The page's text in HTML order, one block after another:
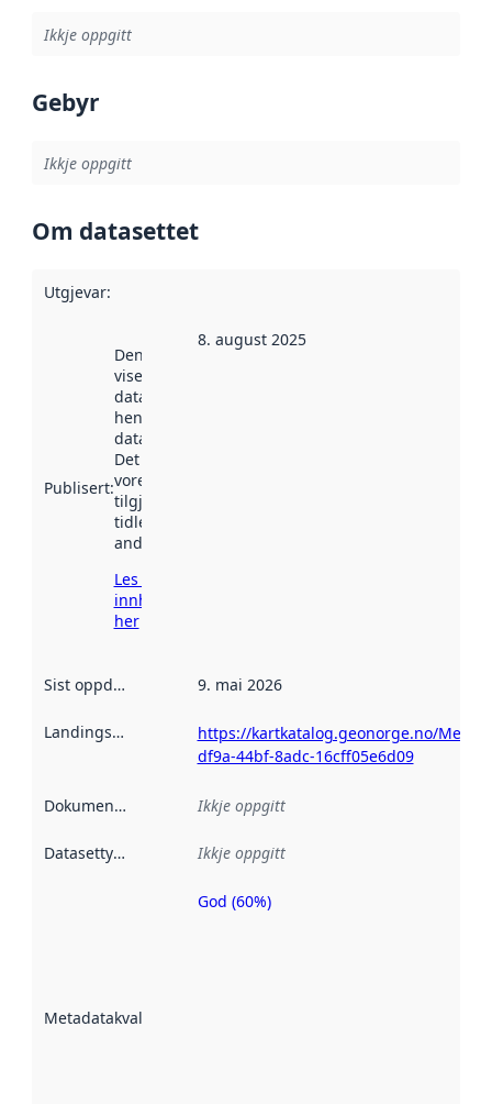
Ikkje oppgitt
Gebyr
Ikkje oppgitt
Om datasettet
Utgjevar:
Publisert:
Denne datoen
viser når
datasettet vart
henta inn av
data.norge.no.
Det kan ha
vore
tilgjengeleg
tidlegare
andre stader.
Les meir om
innhenting
her
8. august 2025
Sist oppdatert 9. mai 2026
Landingsside
https://kartkatalog.geonorge.no/
df9a-44bf-8adc-16cff05e6d09
Dokumentasjon Ikkje oppgitt
Datasettype Ikkje oppgitt
Metadatakvalitet
Metadatakvalitet
God (60%)